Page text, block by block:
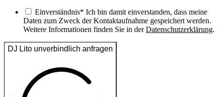
Einverständnis* Ich bin damit einverstanden, dass meine
Daten zum Zweck der Kontaktaufnahme gespeichert werden.
Weitere Informationen finden Sie in derDatenschutzerklärung.
DJ Lito unverbindlich anfragen